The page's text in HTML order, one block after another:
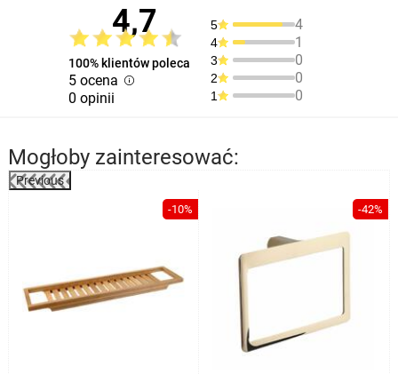
4,7
100% klientów poleca
5 ocena
0 opinii
5 4
4 1
3 0
2 0
1 0
Mogłoby zainteresować:
Previous
-10% -42%